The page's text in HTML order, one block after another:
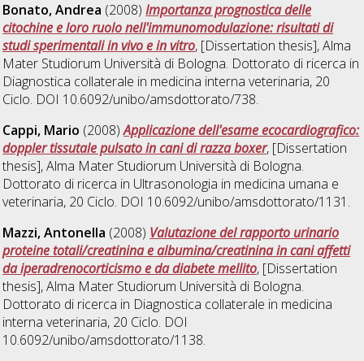
Bonato, Andrea (2008)Importanza prognostica delle
citochine e loro ruolo nell'immunomodulazione: risultati di
studi sperimentali in vivo e in vitro, [Dissertation thesis], Alma
Mater Studiorum Università di Bologna. Dottorato di ricerca in
Diagnostica collaterale in medicina interna veterinaria, 20
Ciclo. DOI 10.6092/unibo/amsdottorato/738.
Cappi, Mario (2008)Applicazione dell'esame ecocardiografico:
doppler tissutale pulsato in cani di razza boxer, [Dissertation
thesis], Alma Mater Studiorum Università di Bologna.
Dottorato di ricerca in Ultrasonologia in medicina umana e
veterinaria, 20 Ciclo. DOI 10.6092/unibo/amsdottorato/1131.
Mazzi, Antonella (2008) Valutazione del rapporto urinario
proteine totali/creatinina e albumina/creatinina in cani affetti
da iperadrenocorticismo e da diabete mellito, [Dissertation
thesis], Alma Mater Studiorum Università di Bologna.
Dottorato di ricerca in Diagnostica collaterale in medicina
interna veterinaria, 20 Ciclo. DOI
10.6092/unibo/amsdottorato/1138.